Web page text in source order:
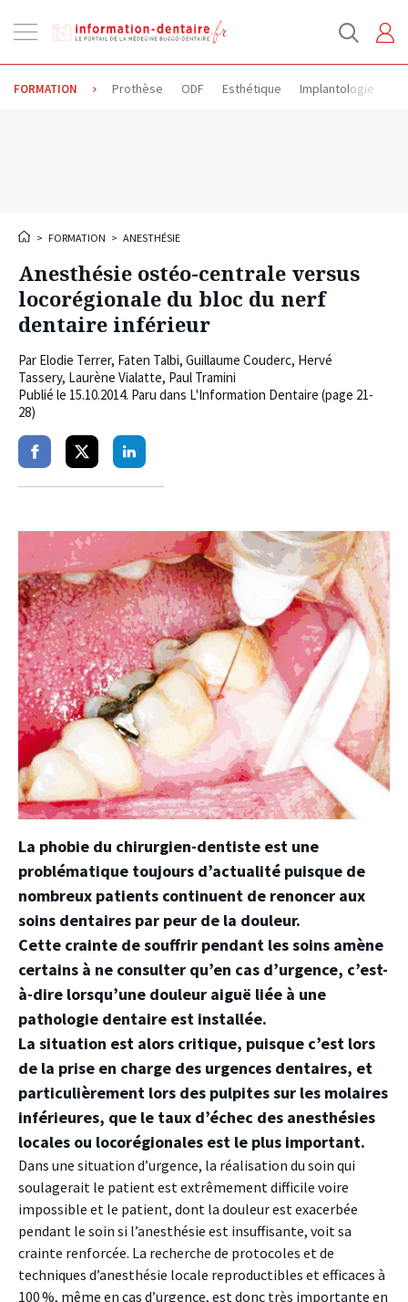
la
FORMATION Prothèse ODF Esthétique Implantologie
> FORMATION > ANESTHÉSIE
Anesthésie ostéo-centrale versus
locorégionale du bloc du nerf
dentaire inférieur
Par Elodie Terrer, Faten Talbi, Guillaume Couderc, Hervé
Tassery, Laurène Vialatte, Paul Tramini
Publié le 15.10.2014. Paru dans L'Information Dentaire (page 21-
28)
PartagerPartagerPartager
La phobie du chirurgien-dentiste est une
problématique toujours d’actualité puisque de
nombreux patients continuent de renoncer aux
soins dentaires par peur de la douleur.
Cette crainte de souffrir pendant les soins amène
certains à ne consulter qu’en cas d’urgence, c’est-
à-dire lorsqu’une douleur aiguë liée à une
pathologie dentaire est installée.
La situation est alors critique, puisque c’est lors
de la prise en charge des urgences dentaires, et
particulièrement lors des pulpites sur les molaires
inférieures, que le taux d’échec des anesthésies
locales ou locorégionales est le plus important.
Dans une situation d’urgence, la réalisation du soin qui
soulagerait le patient est extrêmement difficile voire
impossible et le patient, dont la douleur est exacerbée
pendant le soin si l’anesthésie est insuffisante, voit sa
crainte renforcée. La recherche de protocoles et de
techniques d’anesthésie locale reproductibles et efficaces à
100 %, même en cas d’urgence, est donc très importante en